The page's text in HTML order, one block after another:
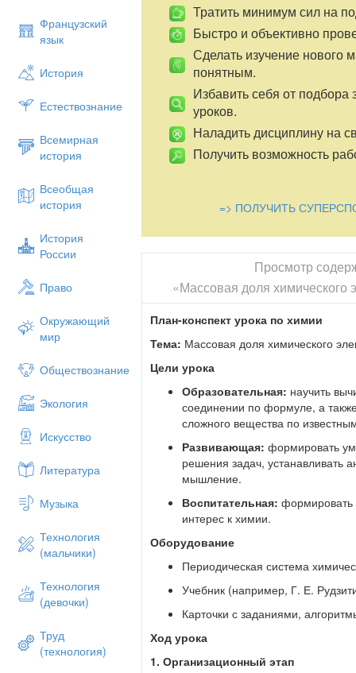
Французский
язык
История
Естествознание
Всемирная
история
Всеобщая
история
История
России
Право
Окружающий
мир
Обществознание
Экология
Искусство
Литература
Музыка
Технология
(мальчики)
Технология
(девочки)
Труд
(технология)
Совместное определение темы и цели
3. Актуализация знаний
Фронтальная беседа и
относительной атомной и
элементов.
4. Изучение нового материала
Введение понятия «массовая
математическими задачами.
Вывод формулы для расчёта
относительная молекулярная
5. Первичное закрепление
Решение типовых задач у доски и
формулы вещества по массовым
Обсуждение практического
обогащение продуктов йодом).
7. Подведение итогов и рефлексия
Обсуждение достигнутых
эпиграфа урока (например, слова Н.
Изучить соответствующий параграф
жизни.
Примеры задач для урока
Рассчитать массовую долю
Определить формулу
Найти массовое соотношение
Методические рекомендации
Тратить минимум сил на
Быстро и объективно
Сделать изучение нового
понятным.
Избавить себя от подбора
уроков.
Наладить дисциплину на
Получить возможность
=> ПОЛУЧИТЬ
Просмотр
«Массовая доля
План-конспект урока по химии
Тема: Массовая доля химического
Цели урока
Образовательная: научить
соединении по формуле, а
сложного вещества по
Развивающая: формировать
решения задач, устанавливать
мышление.
Воспитательная: формировать
интерес к химии.
Оборудование
Периодическая система
Учебник (например, Г. Е.
Карточки с заданиями,
Ход урока
1. Организационный этап